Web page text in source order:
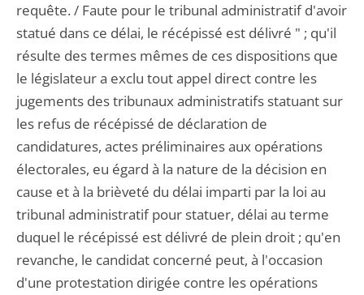
requête. / Faute pour le tribunal administratif d'avoir
statué dans ce délai, le récépissé est délivré " ; qu'il
résulte des termes mêmes de ces dispositions que
le législateur a exclu tout appel direct contre les
jugements des tribunaux administratifs statuant sur
les refus de récépissé de déclaration de
candidatures, actes préliminaires aux opérations
électorales, eu égard à la nature de la décision en
cause et à la brièveté du délai imparti par la loi au
tribunal administratif pour statuer, délai au terme
duquel le récépissé est délivré de plein droit ; qu'en
revanche, le candidat concerné peut, à l'occasion
d'une protestation dirigée contre les opérations